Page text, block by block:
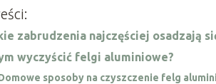
zabrudzenia najczęściej osadzają
wyczyścić felgi aluminiowe?
sposoby na czyszczenie felg